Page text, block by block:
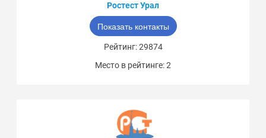
Ростест Урал
Показать контакты
Рейтинг: 29874
Место в рейтинге: 2